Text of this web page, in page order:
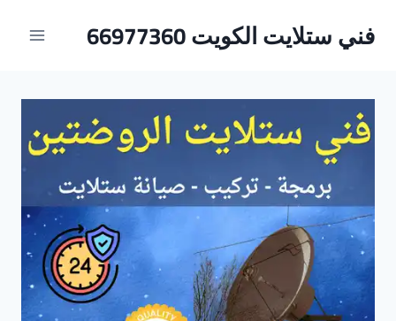
المحتوى
فني ستلايت الكويت 66977360